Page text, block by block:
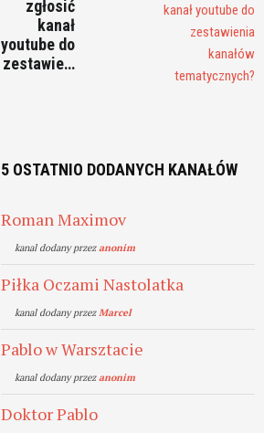
zgłosić
kanał
youtube do
zestawie…
5 OSTATNIO DODANYCH KANAŁÓW
Roman Maximov
kanal dodany przezanonim
Piłka Oczami Nastolatka
kanal dodany przezMarcel
Pablo w Warsztacie
kanal dodany przezanonim
Doktor Pablo